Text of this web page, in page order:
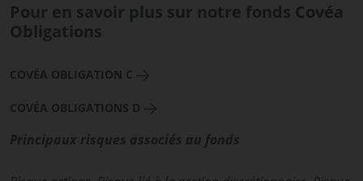
Pour en savoir plus sur notre fonds Covéa
Obligations
COVÉA OBLIGATION C
COVÉA OBLIGATIONS D
Principaux risques associés au fonds